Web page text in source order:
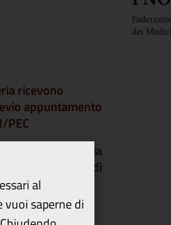
ricevono
appuntamento
PEC
Uffici di Segreteria
partire da venerdì
2026 e
agosto.
al
vuoi saperne di